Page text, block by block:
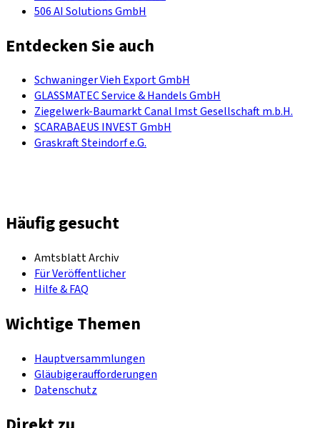
506 AI Solutions GmbH
Entdecken Sie auch
Schwaninger Vieh Export GmbH
GLASSMATEC Service & Handels GmbH
Ziegelwerk-Baumarkt Canal Imst Gesellschaft m.b.H.
SCARABAEUS INVEST GmbH
Graskraft Steindorf e.G.
Häufig gesucht
Amtsblatt Archiv
Für Veröffentlicher
Hilfe & FAQ
Wichtige Themen
Hauptversammlungen
Gläubigeraufforderungen
Datenschutz